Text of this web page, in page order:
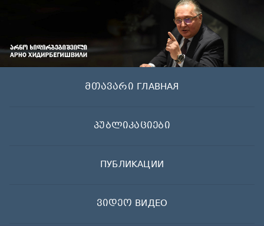
მთავარი ГЛАВНАЯ
პუბლიკაციები
ПУБЛИКАЦИИ
ვიდეო ВИДЕО